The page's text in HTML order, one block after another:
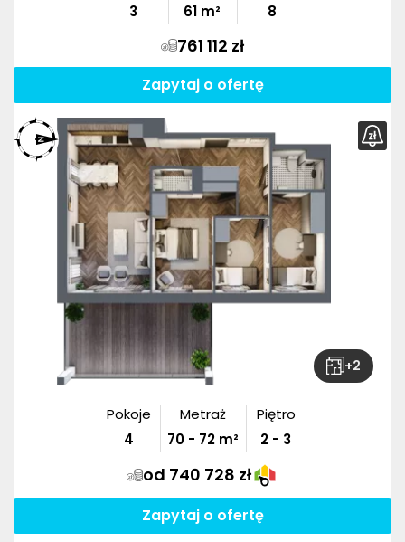
3
61 m²
8
761 112 zł
Zapytaj o ofertę
+2
Pokoje
4
Metraż
70- 72m²
Piętro
2 - 3
od 740 728 zł
Zapytaj o ofertę